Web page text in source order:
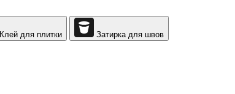
Клей для плитки Затирка для швов